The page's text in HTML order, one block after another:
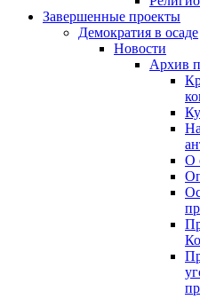
Завершенные проекты
Демократия в осаде
Новости
Архив
О